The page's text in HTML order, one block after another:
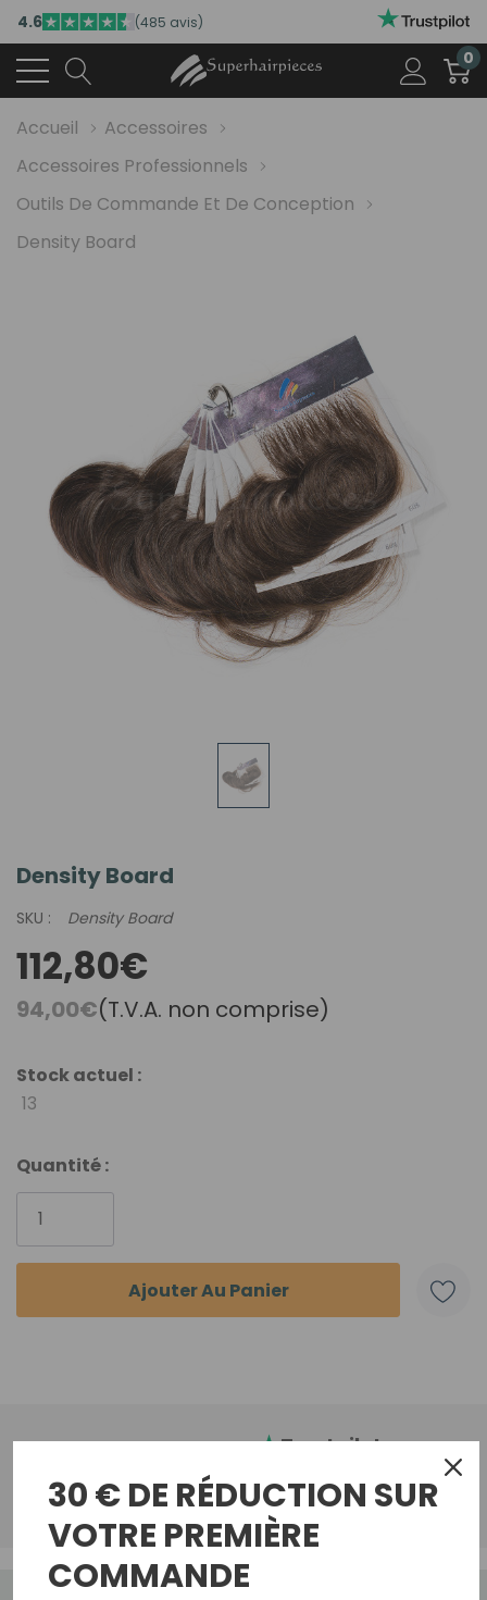
4.6 (485 avis)
0
Accueil
Accessoires
Accessoires Professionnels
Outils De Commande Et De Conception
Density Board
Density Board
SKU : Density Board
112,80€
94,00€(T.V.A. non comprise)
Stock actuel :
13
Quantité :
Trustpilot
TrustScore: Reviews:
30 € DE RÉDUCTION SUR
VOTRE PREMIÈRE
COMMANDE